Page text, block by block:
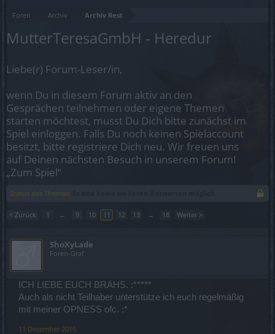
Foren Archiv Archiv Rest
MutterTeresaGmbH - Heredur
Liebe(r) Forum-Leser/in,
wenn Du in diesem Forum aktiv an den
Gesprächen teilnehmen oder eigene Themen
starten möchtest, musst Du Dich bitte zunächst im
Spiel einloggen. Falls Du noch keinen Spielaccount
besitzt, bitte registriere Dich neu. Wir freuen uns
auf Deinen nächsten Besuch in unserem Forum!
„Zum Spiel“
Status des Themas:
< Zurück 1 ← 9 10 11 12 13 → 18 Weiter >
ShoXyLade
Foren-Graf
ICH LIEBE EUCH BRAHS. :*****
Auch als nicht Teilhaber unterstütze ich euch regelmäßig
mit meiner OPNESS ofc. :*
11 Dezember 2016